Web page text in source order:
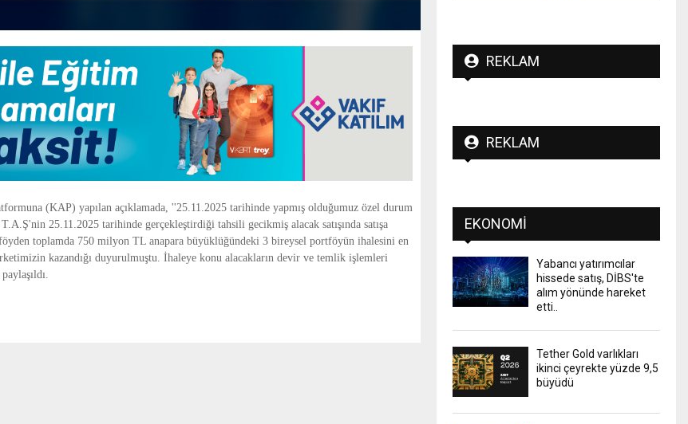
(KAP) yapılan açıklamada, ''25.11.2025 tarihinde yapmış olduğumuz özel durum
25.11.2025 tarihinde gerçekleştirdiği tahsili gecikmiş alacak satışında satışa
toplamda 750 milyon TL anapara büyüklüğündeki 3 bireysel portföyün ihalesini en
kazandığı duyurulmuştu. İhaleye konu alacakların devir ve temlik işlemleri
REKLAM
REKLAM
EKONOMI
Yabancı yatırımcılar
hissede satış, DİBS'te
alım yönünde hareket
etti..
Tether Gold varlıkları
ikinci çeyrekte yüzde 9,5
büyüdü